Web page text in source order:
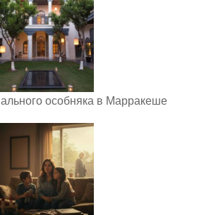
особняка в Марракеше